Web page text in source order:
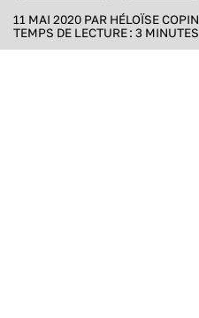
11 MAI 2020 PAR HÉLOÏSE COPIN
TEMPS DE LECTURE : 3 MINUTES